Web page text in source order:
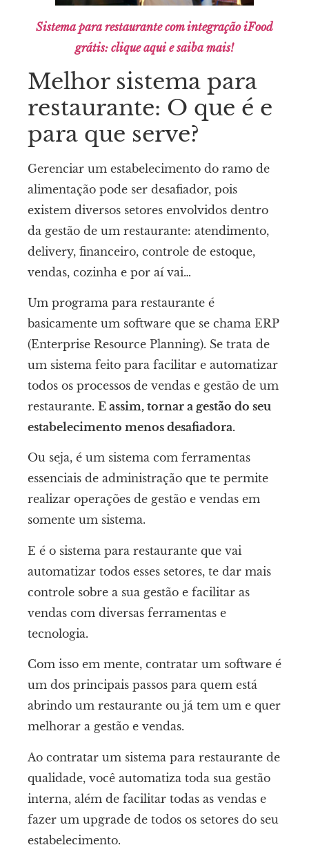
Sistema para restaurante com integração iFood
grátis: clique aqui e saiba mais!
Melhor sistema para
restaurante: O que é e
para que serve?
Gerenciar um estabelecimento do ramo de
alimentação pode ser desafiador, pois
existem diversos setores envolvidos dentro
da gestão de um restaurante: atendimento,
delivery, financeiro, controle de estoque,
vendas, cozinha e por aí vai…
Um programa para restaurante é
basicamente um software que se chama ERP
(Enterprise Resource Planning). Se trata de
um sistema feito para facilitar e automatizar
todos os processos de vendas e gestão de um
restaurante. E assim, tornar a gestão do seu
estabelecimento menos desafiadora.
Ou seja, é um sistema com ferramentas
essenciais de administração que te permite
realizar operações de gestão e vendas em
somente um sistema.
E é o sistema para restaurante que vai
automatizar todos esses setores, te dar mais
controle sobre a sua gestão e facilitar as
vendas com diversas ferramentas e
tecnologia.
Com isso em mente, contratar um software é
um dos principais passos para quem está
abrindo um restaurante ou já tem um e quer
melhorar a gestão e vendas.
Ao contratar um sistema para restaurante de
qualidade, você automatiza toda sua gestão
interna, além de facilitar todas as vendas e
fazer um upgrade de todos os setores do seu
estabelecimento.